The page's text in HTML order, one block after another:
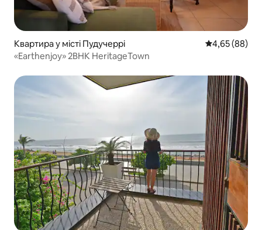
Квартира у місті Пудучеррі Середня
4,65 (88)
«Earthenjoy» 2BHK HeritageTown